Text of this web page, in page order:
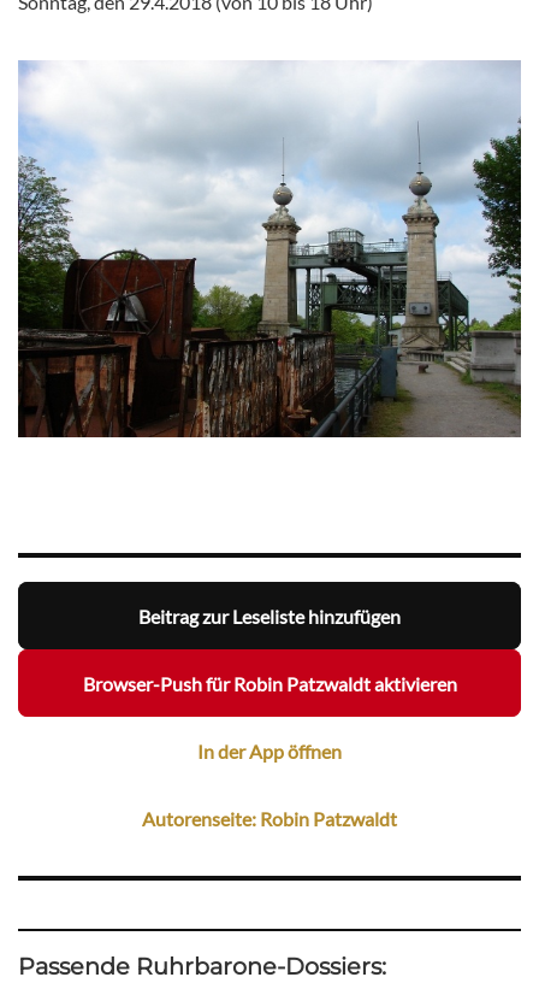
Beitrag zur Leseliste hinzufügen
Browser-Push für Robin Patzwaldt aktivieren
In der App öffnen
Autorenseite: Robin Patzwaldt
Passende Ruhrbarone-Dossiers: